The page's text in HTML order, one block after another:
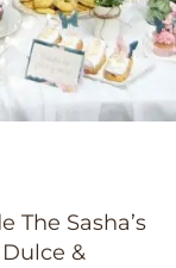
The Sasha’s
&